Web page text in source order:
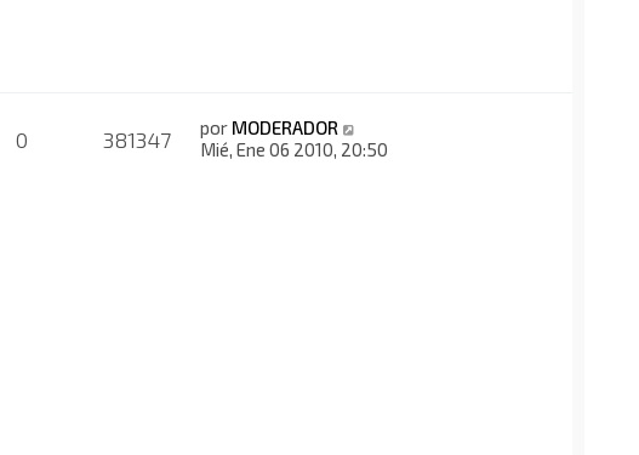
0 381347 por MODERADOR
Mié, Ene 06 2010, 20:50